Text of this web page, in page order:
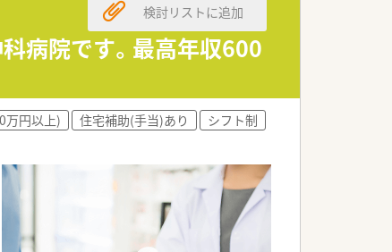
病院です。最高年収600
検討リストに追加
万円以上) 住宅補助(手当)あり
シフト制